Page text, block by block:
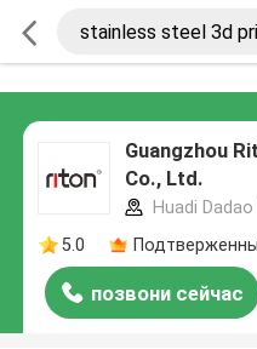
Guangzhou
Co., Ltd.
Huadi
5.0
позвони сейчас